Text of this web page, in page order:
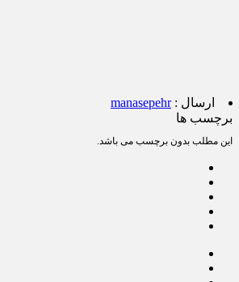
ارسال :manasepehr
برچسب ها
این مطلب بدون برچسب می باشد.